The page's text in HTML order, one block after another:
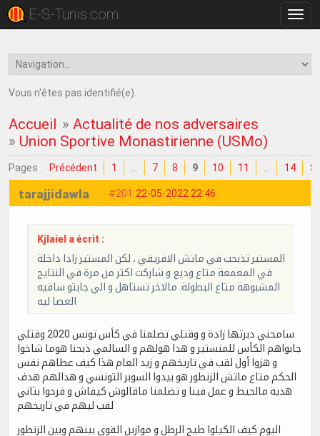
la
E-S-Tunis.com
Vous n'êtes pas identifié(e).
Accueil »Actualité de nos adversaires
» Union Sportive Monastirienne (USMo)
Pages : Précédent 1 7 8 9 10 11 14
#201 22-05-2022 22:46
tarajjidawla
Kjlaiel a écrit :
المستير تذبحت في ماتش الافريقي ، لكن المستير زادا داخلة
في المعمعة متاع وديع و شاركت اكثر من مرة في النتايج
المشبوهة متاع البطولة. مالاخر تستاهل و الي جابتو ساقيه
العصا ليه
سامحني دبرتها زادة و وقتلي تضلمنا في كأس تونس 2020 وقتلي
جابواهم الكأس للمنستير و هدا هولهم و السالمي ذبحنا هوما شاخوا
و هزوا أول لقب في تاريخهم و زيد العام هذا كيف عطاهم نفس
الحكم متاع ماتش الزنطور هو بيدوا السوبر التونسي و هدالهم هدف
هدية مالحيط و عمل فينا و تضلمنا ماقالوش كيفاش و فرحوا بثاني
لقب ليهم في تاريخهم
اليوم كيف الكيلوا طيح الرطل و موازين القوى بينهم وبين الزنطور